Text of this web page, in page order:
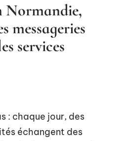
Normandie,
messageries
services
: chaque jour, des
échangent des